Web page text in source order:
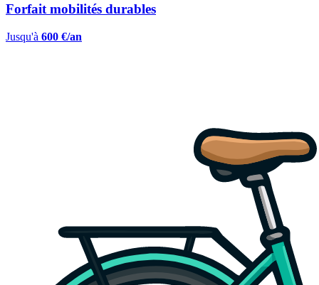
Forfait mobilités durables
Jusqu'à 600 €/an